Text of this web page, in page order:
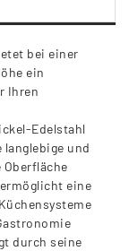
bei einer
ein
Ihren
Edelstahl
und
eine
durch seine